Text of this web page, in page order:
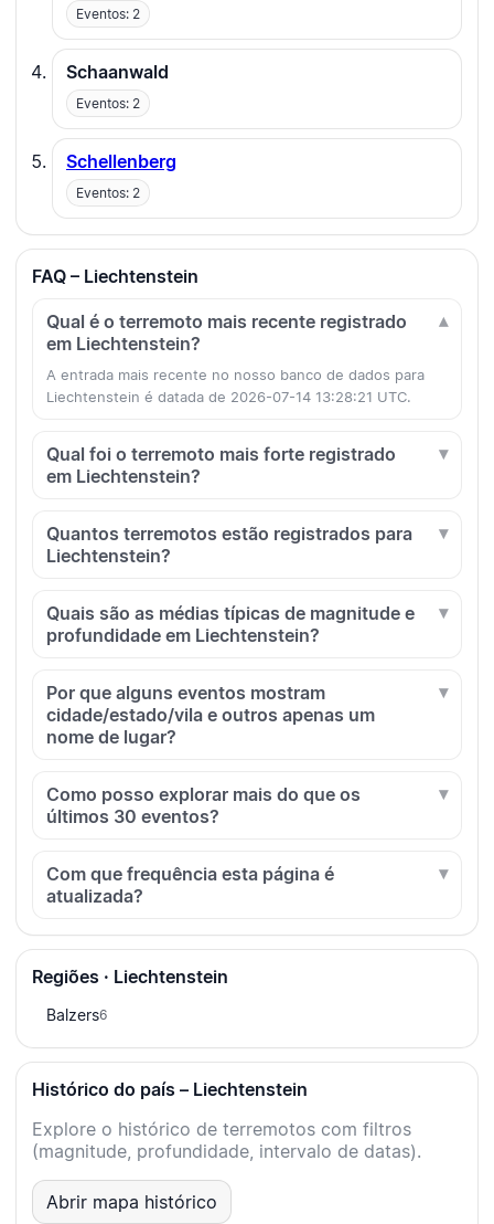
Eventos: 2
Schaanwald
Eventos: 2
Schellenberg
Eventos: 2
FAQ – Liechtenstein
Qual é o terremoto mais recente registrado
em Liechtenstein?
A entrada mais recente no nosso banco de dados para
Liechtenstein é datada de 2026-07-14 13:28:21 UTC.
Qual foi o terremoto mais forte registrado
em Liechtenstein?
Quantos terremotos estão registrados para
Liechtenstein?
Quais são as médias típicas de magnitude e
profundidade em Liechtenstein?
Por que alguns eventos mostram
cidade/estado/vila e outros apenas um
nome de lugar?
Como posso explorar mais do que os
últimos 30 eventos?
Com que frequência esta página é
atualizada?
Regiões · Liechtenstein
Balzers6
Histórico do país – Liechtenstein
Explore o histórico de terremotos com filtros
(magnitude, profundidade, intervalo de datas).
Abrir mapa histórico